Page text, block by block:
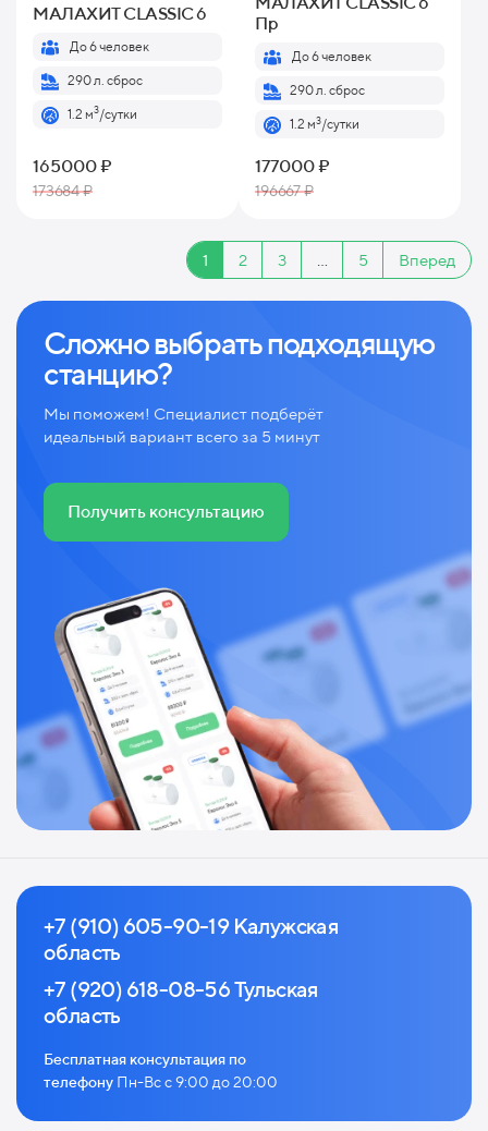
МАЛАХИТ CLASSIC 6
До 6 человек
290 л. сброс
1.2 м3/сутки
165000 ₽
173684 ₽
Пр
До 6 человек
290 л. сброс
1.2 м3/сутки
177000 ₽
196667 ₽
1 2 3 5 Вперед
Сложно выбрать подходящую
станцию?
Мы поможем! Специалист подберёт
идеальный вариант всего за 5 минут
Получить консультацию
+7 (910) 605-90-19 Калужская
область
+7 (920) 618-08-56 Тульская
область
Бесплатная консультация по
телефону Пн-Вс с 9:00 до 20:00